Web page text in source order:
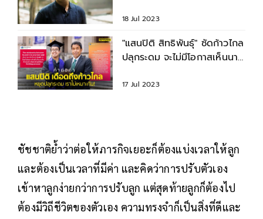
18 Jul 2023
"แสนปิติ สิทธิพันธุ์" ซัดก้าวไกล
ปลุกระดม จะไม่มีโอกาสเห็นนา
17 Jul 2023
ชัชชาติย้ำว่าต่อให้ภารกิจเยอะก็ต้องแบ่งเวลาให้ลูก
และต้องเป็นเวลาที่มีค่า และคิดว่าการปรับตัวเอง
เข้าหาลูกง่ายกว่าการปรับลูก แต่สุดท้ายลูกก็ต้องไป
ต้องมีวิถีชีวิตของตัวเอง ความทรงจำก็เป็นสิ่งที่ดีและ